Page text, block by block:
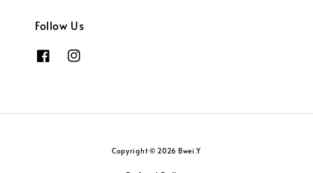
Follow Us
Copyright © 2026 Bwei.Y